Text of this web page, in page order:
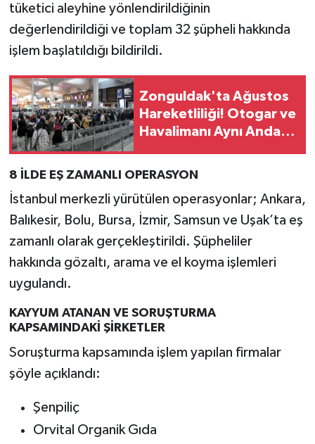
tüketici aleyhine yönlendirildiğinin
değerlendirildiği ve toplam 32 şüpheli hakkında
işlem başlatıldığı bildirildi.
Zonguldak'ta Ağustos
Hareketliliği! Otogar ve
Havalimanı Aynı Anda
8 İLDE EŞ ZAMANLI OPERASYON
İstanbul merkezli yürütülen operasyonlar; Ankara,
Balıkesir, Bolu, Bursa, İzmir, Samsun ve Uşak’ta eş
zamanlı olarak gerçekleştirildi. Şüpheliler
hakkında gözaltı, arama ve el koyma işlemleri
uygulandı.
KAYYUM ATANAN VE SORUŞTURMA
KAPSAMINDAKİ ŞİRKETLER
Soruşturma kapsamında işlem yapılan firmalar
şöyle açıklandı:
Şenpiliç
Orvital Organik Gıda